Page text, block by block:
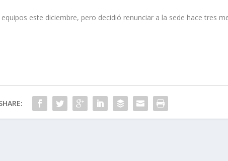
este diciembre, pero decidió renunciar a la sede hace tres